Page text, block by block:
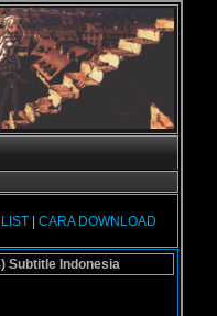
| CARA DOWNLOAD
Subtitle Indonesia